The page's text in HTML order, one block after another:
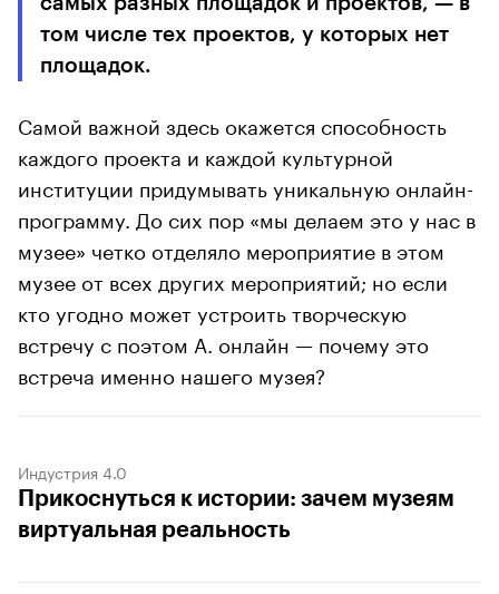
том числе тех проектов, у которых нет
площадок.
Самой важной здесь окажется способность
каждого проекта и каждой культурной
институции придумывать уникальную онлайн-
программу. До сих пор «мы делаем это у нас в
музее» четко отделяло мероприятие в этом
музее от всех других мероприятий; но если
кто угодно может устроить творческую
встречу с поэтом А. онлайн — почему это
встреча именно нашего музея?
Индустрия 4.0
Прикоснуться к истории: зачем музеям
виртуальная реальность